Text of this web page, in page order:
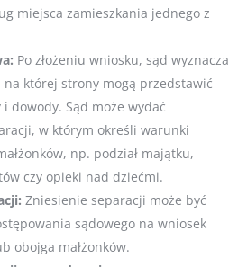
miejsca zamieszkania jednego z
Po złożeniu wniosku, sąd wyznacza
której strony mogą przedstawić
dowody. Sąd może wydać
w którym określi warunki
np. podział majątku,
czy opieki nad dziećmi.
Zniesienie separacji może być
sądowego na wniosek
obojga małżonków.